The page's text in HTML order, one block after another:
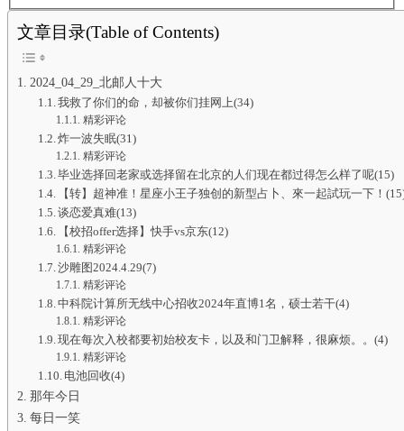
文章目录(Table of Contents)
2024_04_29_北邮人十大
我救了你们的命，却被你们挂网上(34)
精彩评论
炸一波失眠(31)
精彩评论
毕业选择回老家或选择留在北京的人们现在都过得怎么样了呢(15)
【转】超神准！星座小王子独创的新型占卜、來一起試玩一下！
谈恋爱真难(13)
【校招offer选择】快手vs京东(12)
精彩评论
沙雕图2024.4.29(7)
精彩评论
中科院计算所无线中心招收2024年直博1名，硕士若干(4)
精彩评论
现在每次入校都要初始校友卡，以及和门卫解释，很麻烦。。(4)
精彩评论
电池回收(4)
那年今日
每日一笑